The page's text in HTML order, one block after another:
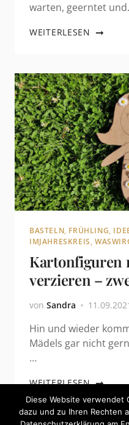
warten, geerntet
WEITERLESEN
BASTELN, FRÜHLING,
IMJAHRESKREIS,
Kartonfiguren
verzieren –
von Sandra
Hin und wieder
Mädels gar nicht
…
WEITERLESEN
Diese Website verwendet
dazu und zu Ihren Rechten